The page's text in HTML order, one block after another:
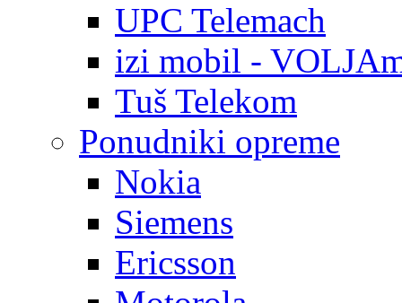
UPC Telemach
izi mobil -
Tuš Telekom
Ponudniki opreme
Nokia
Siemens
Ericsson